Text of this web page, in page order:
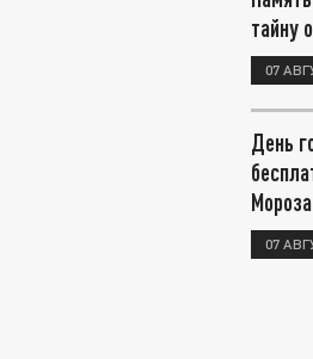
тайну
07
День
Мороза
07